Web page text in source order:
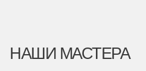
НАШИ МАСТЕРА